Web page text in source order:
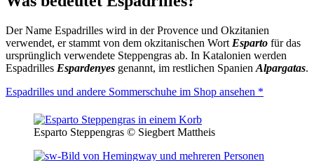
Der Name Espadrilles wird in der Provence und Okzitanien
verwendet, er stammt von dem okzitanischen Wort Esparto für das
ursprünglich verwendete Steppengras ab. In Katalonien werden
Espadrilles Espardenyes genannt, im restlichen Spanien Alpargatas.
Espadrilles und andere Sommerschuhe im Shop ansehen *
Esparto Steppengras © Siegbert Mattheis